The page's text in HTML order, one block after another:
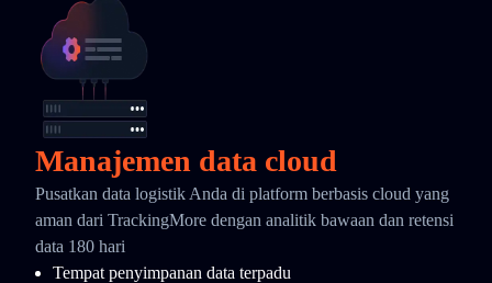
Manajemen data cloud
Pusatkan data logistik Anda di platform berbasis cloud yang
aman dari TrackingMore dengan analitik bawaan dan retensi
data 180 hari
Tempat penyimpanan data terpadu